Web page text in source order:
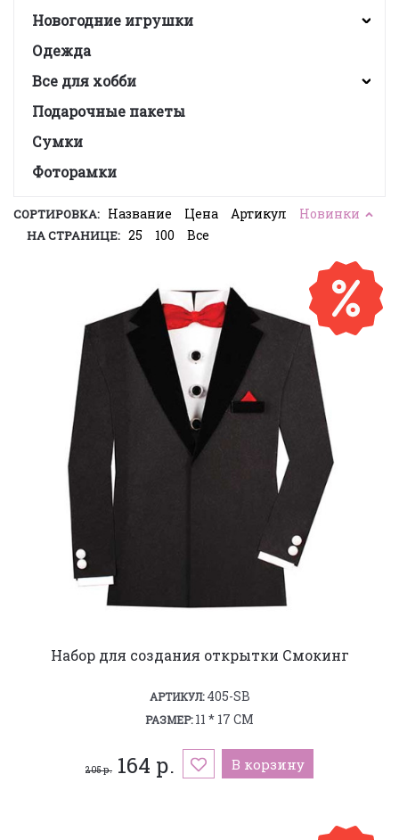
Новогодние игрушки
Одежда
Все для хобби
Подарочные пакеты
Сумки
Фоторамки
СОРТИРОВКА: Название Цена Артикул Новинки
НА СТРАНИЦЕ: 25 100 Все
Набор для создания открытки Смокинг
АРТИКУЛ:405-SB
РАЗМЕР:11 * 17 СМ
205 р. 164 р. В корзину